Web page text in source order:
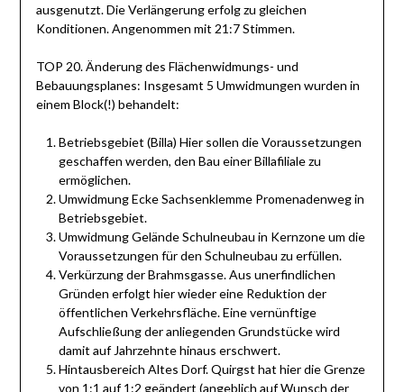
ausgenutzt. Die Verlängerung erfolg zu gleichen
Konditionen. Angenommen mit 21:7 Stimmen.
TOP 20. Änderung des Flächenwidmungs- und
Bebauungsplanes: Insgesamt 5 Umwidmungen wurden in
einem Block(!) behandelt:
Betriebsgebiet (Billa) Hier sollen die Voraussetzungen
geschaffen werden, den Bau einer Billafiliale zu
ermöglichen.
Umwidmung Ecke Sachsenklemme Promenadenweg in
Betriebsgebiet.
Umwidmung Gelände Schulneubau in Kernzone um die
Voraussetzungen für den Schulneubau zu erfüllen.
Verkürzung der Brahmsgasse. Aus unerfindlichen
Gründen erfolgt hier wieder eine Reduktion der
öffentlichen Verkehrsfläche. Eine vernünftige
Aufschließung der anliegenden Grundstücke wird
damit auf Jahrzehnte hinaus erschwert.
Hintausbereich Altes Dorf. Quirgst hat hier die Grenze
von 1:1 auf 1:2 geändert (angeblich auf Wunsch der